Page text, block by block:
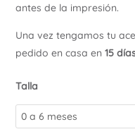
antes de la impresión.
Una vez tengamos tu
pedido en casa en 15
Talla